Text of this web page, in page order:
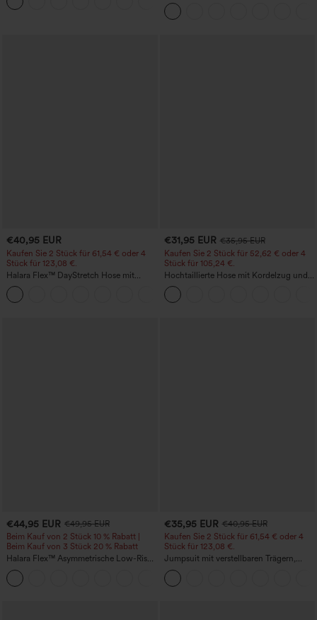
zulaufendem Schnitt, abgerundetem
Saum und Taschen – UPF 40+
€40,95 EUR
Kaufen Sie 2 Stück für 61,54 € oder 4
Stück für 123,08 €.
Halara Flex™ DayStretch Hose mit
mittlerer Bundhöhe, seitlicher
Reißverschlusstasche und
Work‑Flare‑Schnitt
€31,95 EUR €35,95 EUR
Kaufen Sie 2 Stück für 52,62 € oder 4
Stück für 105,24 €.
Hochtaillierte Hose mit Kordelzug und
Taschen, weitem Bein, lässig und locker
in Leinenoptik
€44,95 EUR €49,95 EUR
Beim Kauf von 2 Stück 10 % Rabatt |
Beim Kauf von 3 Stück 20 % Rabatt
Halara Flex™ Asymmetrische Low-Rise-
Jeans mit Reißverschlusstaschen,
Baggy-Stil, weitem Bein, gewaschen,
lässig
€35,95 EUR €40,95 EUR
Kaufen Sie 2 Stück für 61,54 € oder 4
Stück für 123,08 €.
Jumpsuit mit verstellbaren Trägern,
gerafftem Detail, weitem Bein und
meliertem Stoff, lässig, mit Taschen -
Easy Peezy